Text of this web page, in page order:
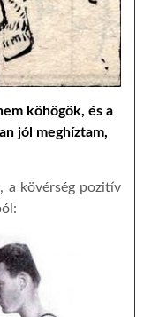
köhögök, és a
jól meghíztam,
a kövérség pozitív